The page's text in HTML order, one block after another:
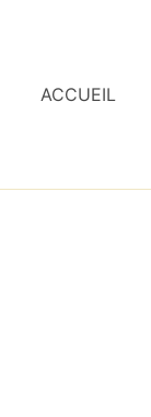
ACCUEIL